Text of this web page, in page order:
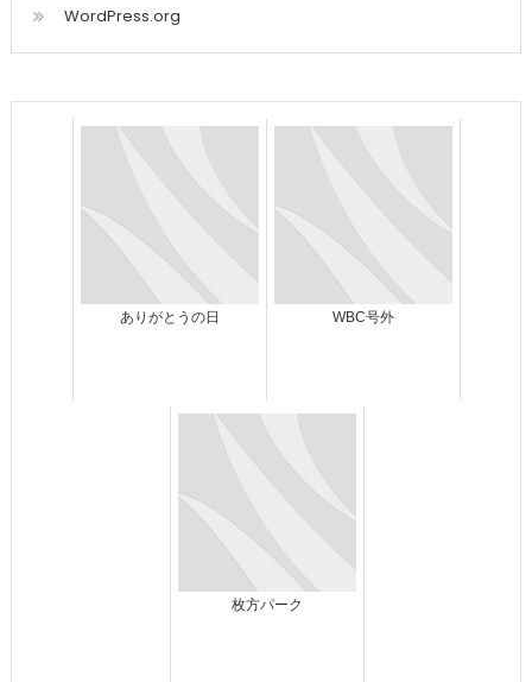
WordPress.org
ありがとうの日 WBC号外
枚方パーク